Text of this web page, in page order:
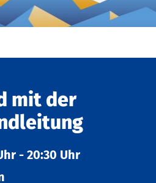
mit der
- 20:30 Uhr